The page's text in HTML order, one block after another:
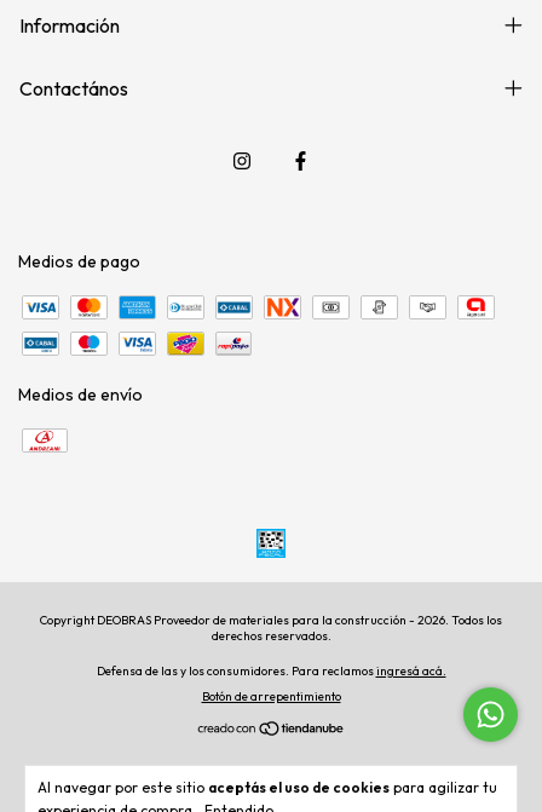
Al navegar por este sitio aceptás el uso de cookies para agilizar tu
Información
Contactános
Medios de pago
Medios de envío
Copyright DEOBRAS Proveedor de materiales para la construcción - 2026. Todos los
derechos reservados.
Defensa de las y los consumidores. Para reclamosingresá acá.
Botón de arrepentimiento